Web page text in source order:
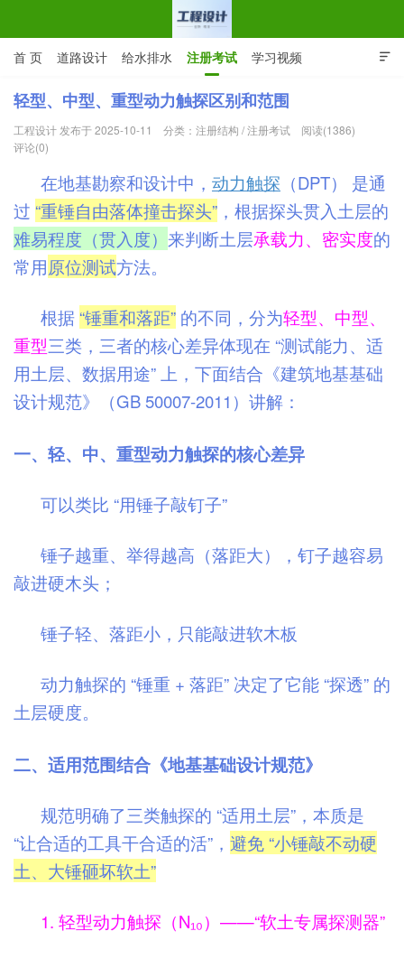

首 页 道路设计 给水排水 注册考试 学习视频
CAD图纸 专业词汇 规范下载 在线留言
轻型、中型、重型动力触探区别和范围
工程设计 发布于 2025-10-11 分类： 注册结构 /注册考试
阅读(1386)
评论(0)
在地基勘察和设计中， 动力触探 （DPT） 是通
过 “重锤自由落体撞击探头” ，根据探头贯入土层的
难易程度（贯入度） 来判断土层承载力、密实度的
常用原位测试方法。
根据 “锤重和落距” 的不同，分为轻型、中型、
重型三类，三者的核心差异体现在 “测试能力、适
用土层、数据用途” 上，下面结合《建筑地基基础
设计规范》（GB 50007-2011）讲解：
一、轻、中、重型动力触探的核心差异
可以类比 “用锤子敲钉子”
锤子越重、举得越高（落距大），钉子越容易
敲进硬木头；
锤子轻、落距小，只能敲进软木板
动力触探的 “锤重 + 落距” 决定了它能 “探透” 的
土层硬度。
二、适用范围结合《地基基础设计规范》
规范明确了三类触探的 “适用土层”，本质是
“让合适的工具干合适的活”， 避免 “小锤敲不动硬
土、大锤砸坏软土”
1. 轻型动力触探（N₁₀）——“软土专属探测器”